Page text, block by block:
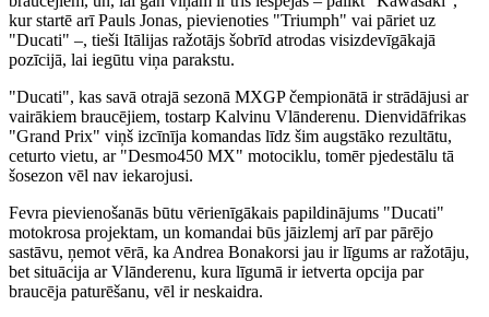
kur startē arī Pauls Jonas, pievienoties "Triumph" vai pāriet uz
"Ducati" –, tieši Itālijas ražotājs šobrīd atrodas visizdevīgākajā
pozīcijā, lai iegūtu viņa parakstu.
"Ducati", kas savā otrajā sezonā MXGP čempionātā ir strādājusi ar
vairākiem braucējiem, tostarp Kalvinu Vlānderenu. Dienvidāfrikas
"Grand Prix" viņš izcīnīja komandas līdz šim augstāko rezultātu,
ceturto vietu, ar "Desmo450 MX" motociklu, tomēr pjedestālu tā
šosezon vēl nav iekarojusi.
Fevra pievienošanās būtu vērienīgākais papildinājums "Ducati"
motokrosa projektam, un komandai būs jāizlemj arī par pārējo
sastāvu, ņemot vērā, ka Andrea Bonakorsi jau ir līgums ar ražotāju,
bet situācija ar Vlānderenu, kura līgumā ir ietverta opcija par
braucēja paturēšanu, vēl ir neskaidra.